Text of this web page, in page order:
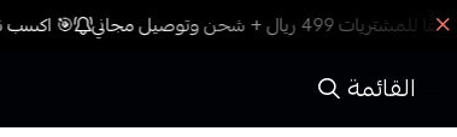
🎯 اكسب
القائمة